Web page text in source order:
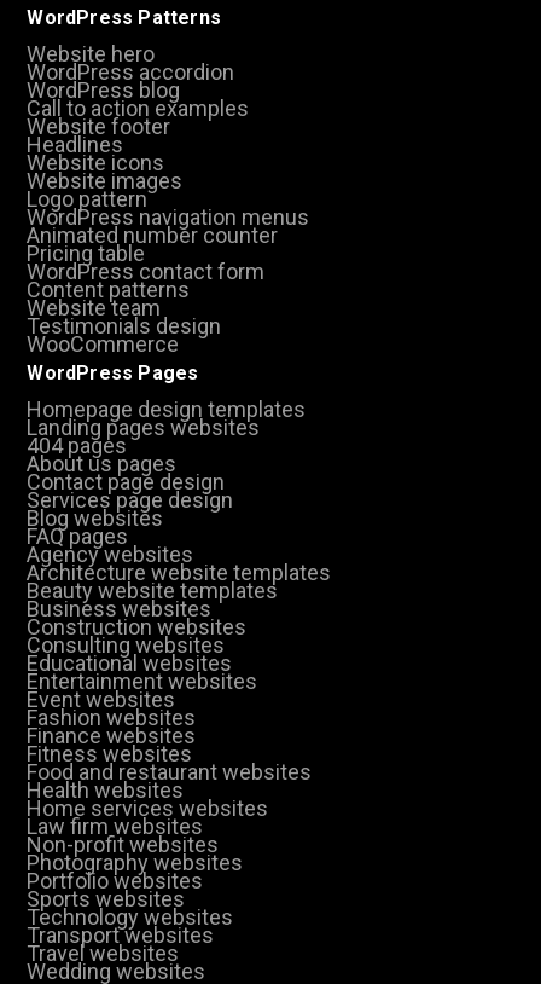
WordPress Patterns
Website hero
WordPress accordion
WordPress blog
Call to action examples
Website footer
Headlines
Website icons
Website images
Logo pattern
WordPress navigation menus
Animated number counter
Pricing table
WordPress contact form
Content patterns
Website team
Testimonials design
WooCommerce
WordPress Pages
Homepage design templates
Landing pages websites
404 pages
About us pages
Contact page design
Services page design
Blog websites
FAQ pages
Agency websites
Architecture website templates
Beauty website templates
Business websites
Construction websites
Consulting websites
Educational websites
Entertainment websites
Event websites
Fashion websites
Finance websites
Fitness websites
Food and restaurant websites
Health websites
Home services websites
Law firm websites
Non-profit websites
Photography websites
Portfolio websites
Sports websites
Technology websites
Transport websites
Travel websites
Wedding websites